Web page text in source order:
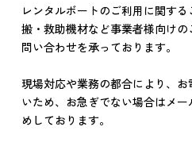
レンタルボートのご利用に関す
搬・救助機材など事業者様向け
問い合わせを承っております。
現場対応や業務の都合により、
いため、お急ぎでない場合はメ
めしております。